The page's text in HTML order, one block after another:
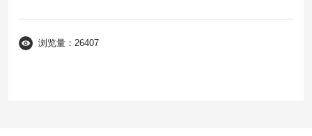
浏览量：26407